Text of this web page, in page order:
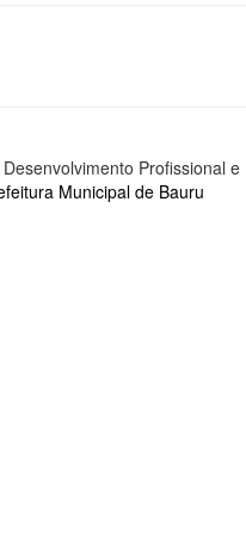
Profissional
Municipal de Bauru